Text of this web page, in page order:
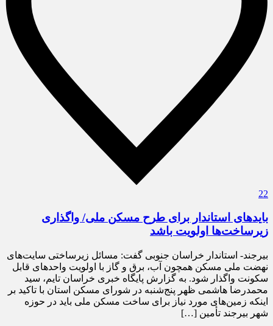
22
بایدهای استاندار برای طرح مسکن ملی/ واگذاری
زیرساخت‌ها اولویت باشد
بیرجند- استاندار خراسان جنوبی گفت: مسائل زیرساختی سایت‌های
نهضت ملی مسکن همچون آب، برق و گاز با اولویت واحدهای قابل
سکونت واگذار شود. به گزارش پایگاه خبری خراسان تایم، سید
محمدرضا هاشمی ظهر پنج‌شنبه در شورای مسکن استان با تاکید بر
اینکه زمین‌های مورد نیاز برای ساخت مسکن ملی باید در حوزه
شهر بیرجند تأمین […]